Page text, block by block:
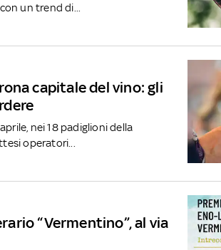
un trend di...
capitale del vino: gli
nei 18 padiglioni della
operatori...
“Vermentino”, al via